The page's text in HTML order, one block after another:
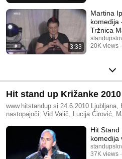
3:33
Martina
komedija - Hit Stand Up,
Tržnica
20K views
Hit stand up Križanke 2010
www.hitstandup.si 24.6.2010
nastopajoči: Vid Valič, Lucija Ćirović,
Gorenjak Organizator: Zavod zaHit Stand
komedija
37K views